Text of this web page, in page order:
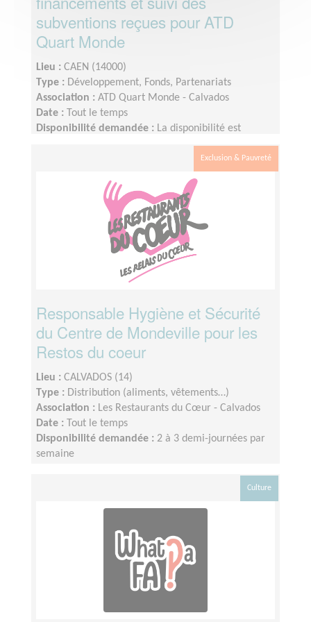
subventions reçues pour ATD
Quart Monde
Lieu : CAEN (14000)
Type : Développement, Fonds, Partenariats
Association : ATD Quart Monde - Calvados
Date :
Tout le temps
Disponibilité demandée : La disponibilité est
variable selon les périodes. Elle peut être de l’ordre
de 3h / semaine et si possible le mardi en présentiel.
Exclusion & Pauvreté
Responsable Hygiène et Sécurité
du Centre de Mondeville pour les
Restos du coeur
Lieu : CALVADOS (14)
Type : Distribution (aliments, vêtements…)
Association : Les Restaurants du Cœur - Calvados
Date :
Tout le temps
Disponibilité demandée : 2 à 3 demi-journées par
semaine
Culture